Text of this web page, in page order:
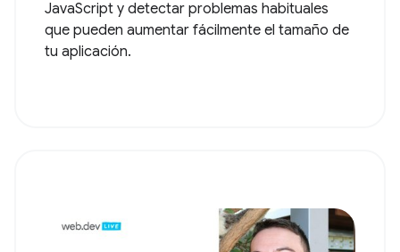
JavaScript y detectar problemas habituales
que pueden aumentar fácilmente el tamaño de
tu aplicación.